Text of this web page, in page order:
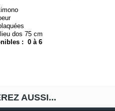
dos 75 cm
:  0 à 6
AUSSI...